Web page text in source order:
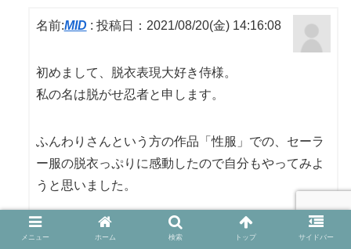
名前:MID : 投稿日：2021/08/20(金) 14:16:08
初めまして、脱衣表現大好き侍様。
私の名は脱がせ忍者と申します。
ふんわりさんという方の作品「性服」での、セーラ
ー服の脱衣っぷりに感動したので自分もやってみよ
うと思いました。
私は女の子の下着が好きなので、クロッチ部分とい
メニュー ホーム 検索 トップ サイドバー